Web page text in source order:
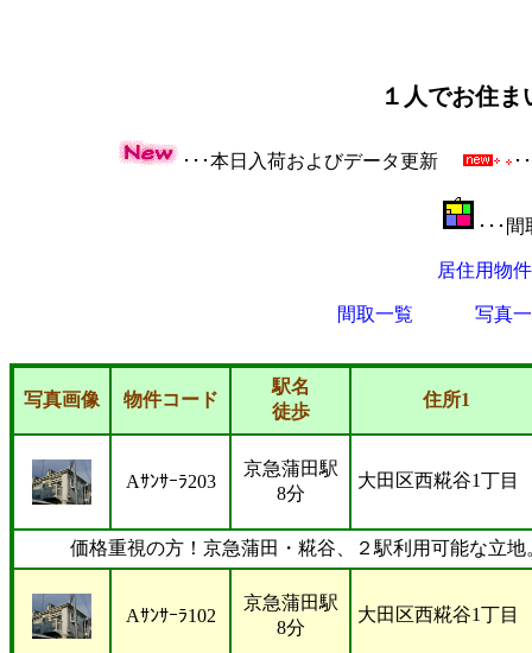
１人でお住
･･･本日入荷およびデータ更新 ･
･･･
居住用物
間取一覧 写真
写真画像 物件コード
駅名
徒歩
住所1
Aｻﾝｻｰﾗ203
京急蒲田駅
8分
大田区西糀谷1丁目
価格重視の方！京急蒲田・糀谷、２駅利用可能な立
Aｻﾝｻｰﾗ102
京急蒲田駅
8分
大田区西糀谷1丁目